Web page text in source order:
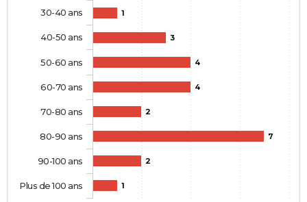
1
3
4
4
2
7
2
1
30-40 ans
40-50 ans
50-60 ans
60-70 ans
70-80 ans
80-90 ans
90-100 ans
Plus de 100 ans